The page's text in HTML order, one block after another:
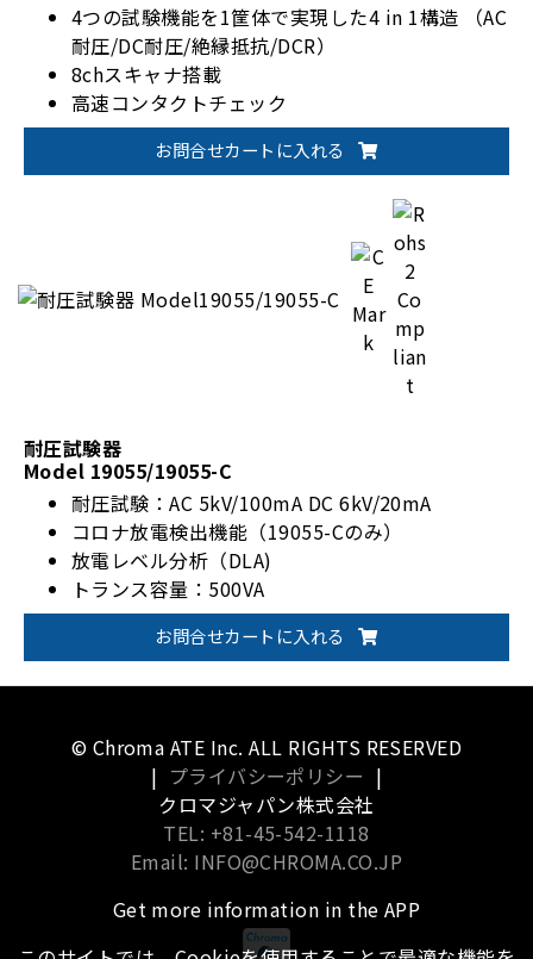
4つの試験機能を1筐体で実現した4 in 1構造 （AC
耐圧/DC耐圧/絶縁抵抗/DCR）
8chスキャナ搭載
高速コンタクトチェック
お問合せカートに入れる
耐圧試験器
Model 19055/19055-C
耐圧試験：AC 5kV/100mA DC 6kV/20mA
コロナ放電検出機能（19055-Cのみ）
放電レベル分析（DLA)
トランス容量：500VA
絶縁抵抗試験：最大5kV
お問合せカートに入れる
© Chroma ATE Inc. ALL RIGHTS RESERVED
| プライバシーポリシー |
クロマジャパン株式会社
TEL: +81-45-542-1118
Email: INFO@CHROMA.CO.JP
Get more information in the APP